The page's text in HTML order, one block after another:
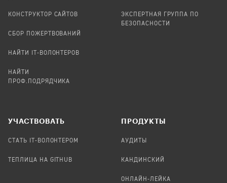
КОНСТРУКТОР САЙТОВ
СБОР ПОЖЕРТВОВАНИЙ
НАЙТИ IT-ВОЛОНТЕРОВ
НАЙТИ
ПРОФ.ПОДРЯДЧИКА
ЭКСПЕРТНАЯ ГРУППА ПО
БЕЗОПАСНОСТИ
УЧАСТВОВАТЬ
СТАТЬ IT-ВОЛОНТЕРОМ
ТЕПЛИЦА НА GITHUB
ПРОДУКТЫ
АУДИТЫ
КАНДИНСКИЙ
ОНЛАЙН-ЛЕЙКА